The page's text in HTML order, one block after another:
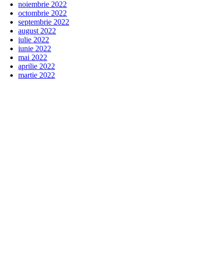
noiembrie 2022
octombrie 2022
septembrie 2022
august 2022
iulie 2022
iunie 2022
mai 2022
aprilie 2022
martie 2022